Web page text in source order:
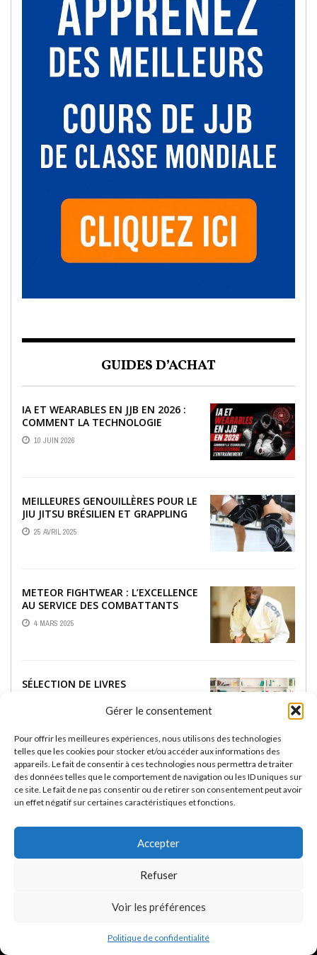
Gérer le consentement
Pour offrir les meilleures expériences, nous utilisons des technologies
telles que les cookies pour stocker et/ou accéder aux informations des
appareils. Le fait de consentir à ces technologies nous permettra de traiter
des données telles que le comportement de navigation ou les ID uniques sur
ce site. Le fait de ne pas consentir ou de retirer son consentement peut avoir
un effet négatif sur certaines caractéristiques et fonctions.
Accepter
Refuser
Voir les préférences
Politique de confidentialité
GUIDES D’ACHAT
IA ET WEARABLES EN JJB EN 2026 :
COMMENT LA TECHNOLOGIE
RÉVOLUTIONNE L’ENTRAÎNEMENT
10 JUIN 2026
MEILLEURES GENOUILLÈRES POUR LE
JIU JITSU BRÉSILIEN ET GRAPPLING
25 AVRIL 2025
METEOR FIGHTWEAR : L’EXCELLENCE
AU SERVICE DES COMBATTANTS
4 MARS 2025
SÉLECTION DE LIVRES
RASHGUARDS RASHU :
PERFORMANCE ET STYLE POUR LES
PASSIONNÉS DE JIU-JITSU BRÉSILIEN
13 FÉVRIER 2025
Gi-Nogi.com - JJB, Jiu Jitsu Brésilien et Grappling